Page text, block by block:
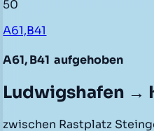
50
A61,B41
A61, B41 aufgehoben
Ludwigshafen →
zwischen Rastplatz